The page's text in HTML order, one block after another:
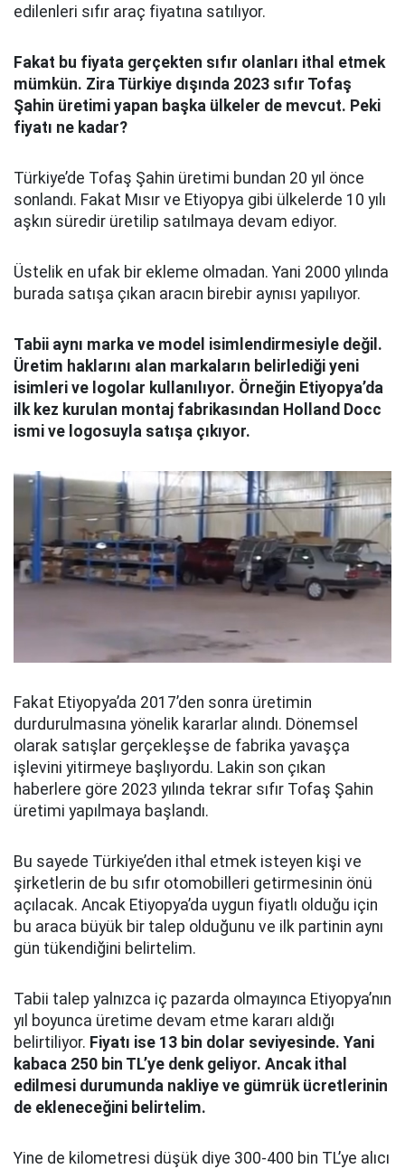
edilenleri sıfır araç fiyatına satılıyor.
Fakat bu fiyata gerçekten sıfır olanları ithal etmek
mümkün. Zira Türkiye dışında 2023 sıfır Tofaş
Şahin üretimi yapan başka ülkeler de mevcut. Peki
fiyatı ne kadar?
Türkiye’de Tofaş Şahin üretimi bundan 20 yıl önce
sonlandı. Fakat Mısır ve Etiyopya gibi ülkelerde 10 yılı
aşkın süredir üretilip satılmaya devam ediyor.
Üstelik en ufak bir ekleme olmadan. Yani 2000 yılında
burada satışa çıkan aracın birebir aynısı yapılıyor.
Tabii aynı marka ve model isimlendirmesiyle değil.
Üretim haklarını alan markaların belirlediği yeni
isimleri ve logolar kullanılıyor. Örneğin Etiyopya’da
ilk kez kurulan montaj fabrikasından Holland Docc
ismi ve logosuyla satışa çıkıyor.
Fakat Etiyopya’da 2017’den sonra üretimin
durdurulmasına yönelik kararlar alındı. Dönemsel
olarak satışlar gerçekleşse de fabrika yavaşça
işlevini yitirmeye başlıyordu. Lakin son çıkan
haberlere göre 2023 yılında tekrar sıfır Tofaş Şahin
üretimi yapılmaya başlandı.
Bu sayede Türkiye’den ithal etmek isteyen kişi ve
şirketlerin de bu sıfır otomobilleri getirmesinin önü
açılacak. Ancak Etiyopya’da uygun fiyatlı olduğu için
bu araca büyük bir talep olduğunu ve ilk partinin aynı
gün tükendiğini belirtelim.
Tabii talep yalnızca iç pazarda olmayınca Etiyopya’nın
yıl boyunca üretime devam etme kararı aldığı
belirtiliyor. Fiyatı ise 13 bin dolar seviyesinde. Yani
kabaca 250 bin TL’ye denk geliyor. Ancak ithal
edilmesi durumunda nakliye ve gümrük ücretlerinin
de ekleneceğini belirtelim.
Yine de kilometresi düşük diye 300-400 bin TL’ye alıcı